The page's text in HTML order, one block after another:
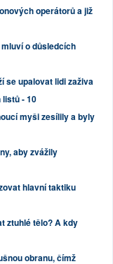
operátorů a již
o důsledcích
se upalovat lidi zaživa
- 10
myši zesílily a byly
aby zvážily
hlavní taktiku
ztuhlé tělo? A kdy
obranu, čímž